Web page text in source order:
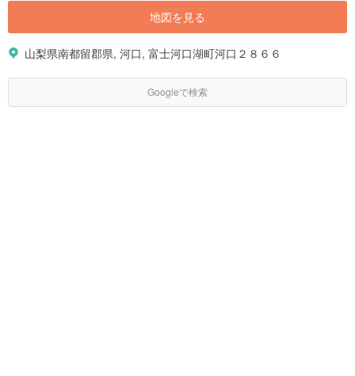
地図を見る
山梨県南都留郡県, 河口, 富士河口湖町河口２８６６
Googleで検索